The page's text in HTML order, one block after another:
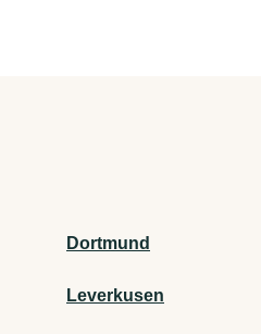
Dortmund
Leverkusen